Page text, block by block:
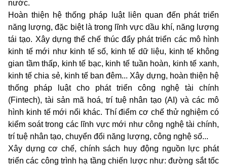
nước.
Hoàn thiện hệ thống pháp luật liên quan đến phát triển
năng lượng, đặc biệt là trong lĩnh vực dầu khí, năng lượng
tái tạo. Xây dựng thể chế thúc đẩy phát triển các mô hình
kinh tế mới như kinh tế số, kinh tế dữ liệu, kinh tế không
gian tầm thấp, kinh tế bạc, kinh tế tuần hoàn, kinh tế xanh,
kinh tế chia sẻ, kinh tế ban đêm... Xây dựng, hoàn thiện hệ
thống pháp luật cho phát triển công nghệ tài chính
(Fintech), tài sản mã hoá, trí tuệ nhân tạo (AI) và các mô
hình kinh tế mới nổi khác. Thí điểm cơ chế thử nghiệm có
kiểm soát trong các lĩnh vực mới như công nghệ tài chính,
trí tuệ nhân tạo, chuyển đổi năng lượng, công nghệ số...
Xây dựng cơ chế, chính sách huy động nguồn lực phát
triển các công trình hạ tầng chiến lược như: đường sắt tốc